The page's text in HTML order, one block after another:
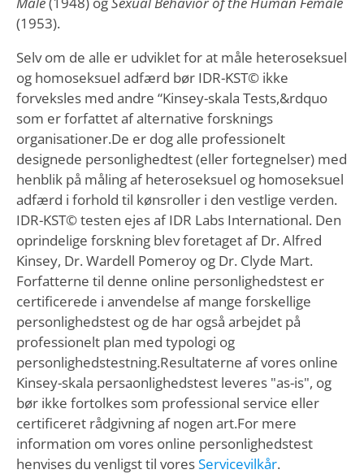
(1953).
Selv om de alle er udviklet for at måle heteroseksuel
og homoseksuel adfærd bør IDR-KST© ikke
forveksles med andre “Kinsey-skala Tests,&rdquo
som er forfattet af alternative forsknings
organisationer.De er dog alle professionelt
designede personlighedtest (eller fortegnelser) med
henblik på måling af heteroseksuel og homoseksuel
adfærd i forhold til kønsroller i den vestlige verden.
IDR-KST© testen ejes af IDR Labs International. Den
oprindelige forskning blev foretaget af Dr. Alfred
Kinsey, Dr. Wardell Pomeroy og Dr. Clyde Mart.
Forfatterne til denne online personlighedstest er
certificerede i anvendelse af mange forskellige
personlighedstest og de har også arbejdet på
professionelt plan med typologi og
personlighedstestning.Resultaterne af vores online
Kinsey-skala persaonlighedstest leveres "as-is", og
bør ikke fortolkes som professional service eller
certificeret rådgivning af nogen art.For mere
information om vores online personlighedstest
henvises du venligst til voresServicevilkår.